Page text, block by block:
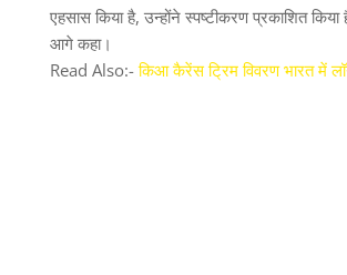
एहसास किया है, उन्होंने स्पष्टीकरण प्रकाशित किया
आगे कहा।
Read Also:-किआ कैरेंस ट्रिम विवरण भारत में